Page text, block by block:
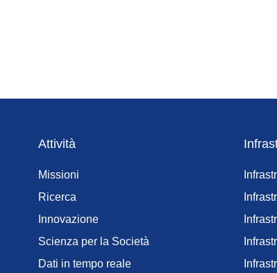
Attività
Missioni
Ricerca
Innovazione
Scienza per la Società
Dati in tempo reale